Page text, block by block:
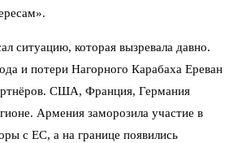
ситуацию, которая вызревала давно.
и потери Нагорного Карабаха Ереван
США, Франция, Германия
Армения заморозила участие в
с ЕС, а на границе появились